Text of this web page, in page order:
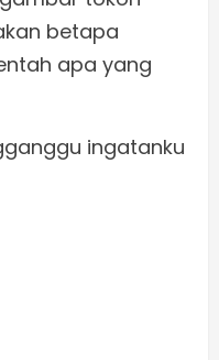
betapa
apa yang
ingatanku